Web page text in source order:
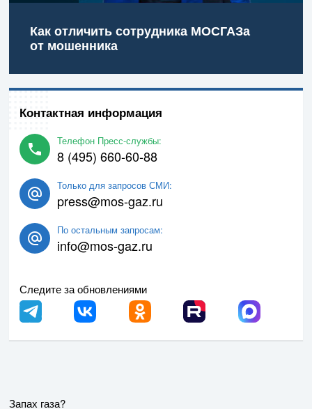
Как отличить сотрудника МОСГАЗа
от мошенника
Контактная информация
Телефон Пресс-службы:
8 (495) 660-60-88
Только для запросов СМИ:
press@mos-gaz.ru
По остальным запросам:
info@mos-gaz.ru
Следите за обновлениями
Запах газа?